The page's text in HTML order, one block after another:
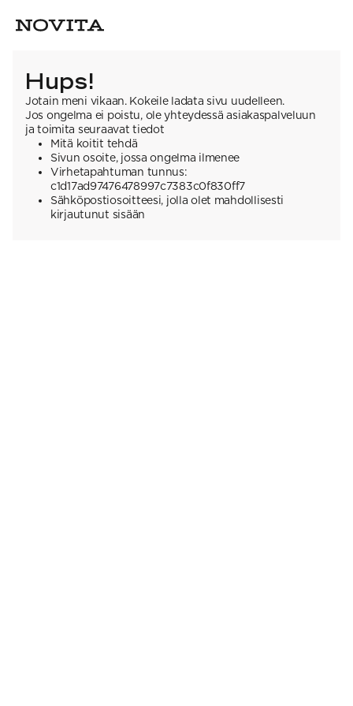
Hups!
Jotain meni vikaan. Kokeile ladata sivu uudelleen.
Jos ongelma ei poistu, ole yhteydessä asiakaspalveluun
ja toimita seuraavat tiedot
Mitä koitit tehdä
Sivun osoite, jossa ongelma ilmenee
Virhetapahtuman tunnus:
c1d17ad97476478997c7383c0f830ff7
Sähköpostiosoitteesi, jolla olet mahdollisesti
kirjautunut sisään